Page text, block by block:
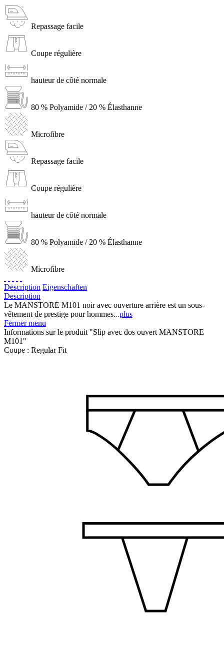
Repassage facile
Coupe régulière
hauteur de côté normale
80 % Polyamide / 20 % Élasthanne
Microfibre
Repassage facile
Coupe régulière
hauteur de côté normale
80 % Polyamide / 20 % Élasthanne
Microfibre
Description Eigenschaften
Description
Le MANSTORE M101 noir avec ouverture arrière est un sous-
vêtement de prestige pour hommes...plus
Fermer menu
Informations sur le produit "Slip avec dos ouvert MANSTORE
M101"
Coupe : Regular Fit